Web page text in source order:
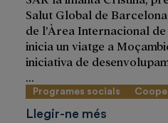
Salut Global de
de l’Àrea Internacional
inicia un viatge a
iniciativa de
Programes socials
Llegir-ne més